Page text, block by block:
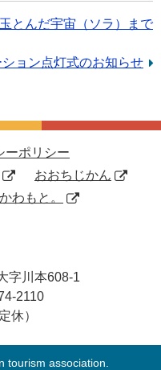
とんだ宇宙（ソラ）まで
ョン点灯式のお知らせ
ーポリシー
おおちじかん
わもと。
字川本608-1
2110
休）
tourism association.